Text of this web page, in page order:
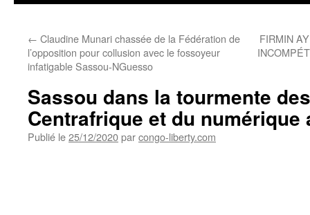
← Claudine Munari chassée de la Fédération de
l’opposition pour collusion avec le fossoyeur
infatigable Sassou-NGuesso
FIRMIN
Sassou dans la tourmente
Centrafrique et du numérique
Publié le25/12/2020parcongo-liberty.com